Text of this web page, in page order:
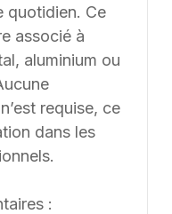
quotidien. Ce
associé à
aluminium ou
requise, ce
dans les
: